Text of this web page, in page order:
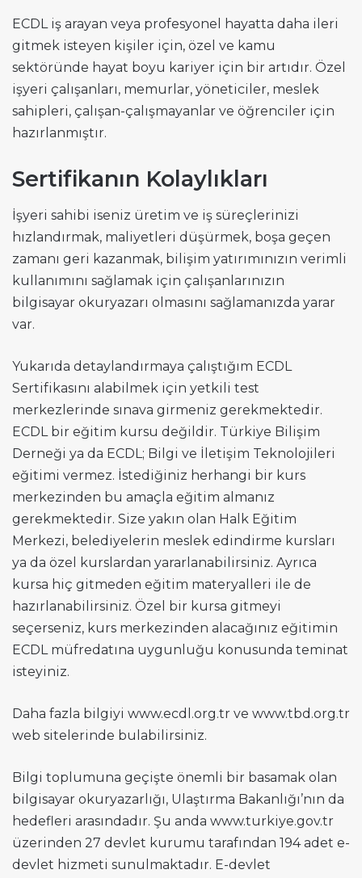
ECDL iş arayan veya profesyonel hayatta daha ileri
gitmek isteyen kişiler için, özel ve kamu
sektöründe hayat boyu kariyer için bir artıdır. Özel
işyeri çalışanları, memurlar, yöneticiler, meslek
sahipleri, çalışan-çalışmayanlar ve öğrenciler için
hazırlanmıştır.
Sertifikanın Kolaylıkları
İşyeri sahibi iseniz üretim ve iş süreçlerinizi
hızlandırmak, maliyetleri düşürmek, boşa geçen
zamanı geri kazanmak, bilişim yatırımınızın verimli
kullanımını sağlamak için çalışanlarınızın
bilgisayar okuryazarı olmasını sağlamanızda yarar
var.
Yukarıda detaylandırmaya çalıştığım ECDL
Sertifikasını alabilmek için yetkili test
merkezlerinde sınava girmeniz gerekmektedir.
ECDL bir eğitim kursu değildir. Türkiye Bilişim
Derneği ya da ECDL; Bilgi ve İletişim Teknolojileri
eğitimi vermez. İstediğiniz herhangi bir kurs
merkezinden bu amaçla eğitim almanız
gerekmektedir. Size yakın olan Halk Eğitim
Merkezi, belediyelerin meslek edindirme kursları
ya da özel kurslardan yararlanabilirsiniz. Ayrıca
kursa hiç gitmeden eğitim materyalleri ile de
hazırlanabilirsiniz. Özel bir kursa gitmeyi
seçerseniz, kurs merkezinden alacağınız eğitimin
ECDL müfredatına uygunluğu konusunda teminat
isteyiniz.
Daha fazla bilgiyi www.ecdl.org.tr ve www.tbd.org.tr
web sitelerinde bulabilirsiniz.
Bilgi toplumuna geçişte önemli bir basamak olan
bilgisayar okuryazarlığı, Ulaştırma Bakanlığı’nın da
hedefleri arasındadır. Şu anda www.turkiye.gov.tr
üzerinden 27 devlet kurumu tarafından 194 adet e-
devlet hizmeti sunulmaktadır. E-devlet